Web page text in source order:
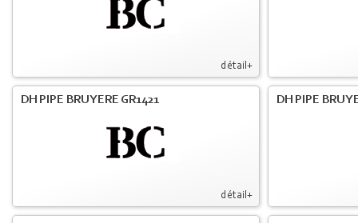
détail+
détail+
DH PIPE BRUYERE GR1421 DH PIPE